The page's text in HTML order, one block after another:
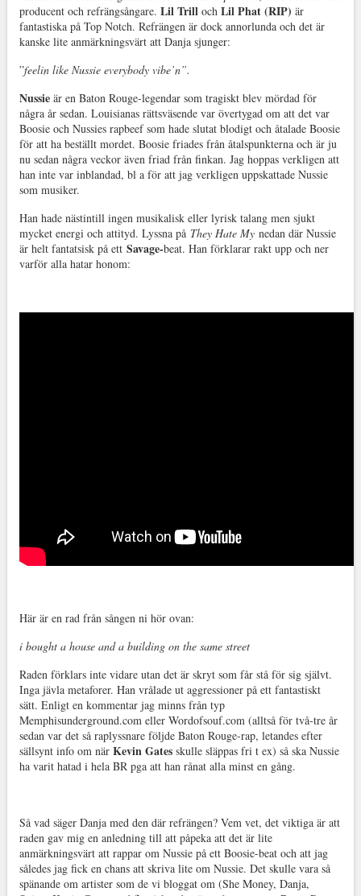
producent och refrängsångare. Lil Trilloch Lil Phat (RIP) är
fantastiska på Top Notch. Refrängen är dock annorlunda och det är
kanske lite anmärkningsvärt att Danja sjunger:
”feelin like Nussie everybody vibe’n”.
Nussieär en Baton Rouge-legendar som tragiskt blev mördad för
några år sedan. Louisianas rättsväsende var övertygad om att det var
Boosie och Nussies rapbeef som hade slutat blodigt och åtalade Boosie
för att ha beställt mordet. Boosie friades från åtalspunkterna och är ju
nu sedan några veckor även friad från finkan. Jag hoppas verkligen att
han inte var inblandad, bl a för att jag verkligen uppskattade Nussie
som musiker.
Han hade nästintill ingen musikalisk eller lyrisk talang men sjukt
mycket energi och attityd. Lyssna på They Hate My nedan där Nussie
är helt fantatsisk på ett Savage-beat. Han förklarar rakt upp och ner
varför alla hatar honom:
Här är en rad från sången ni hör ovan:
i bought a house and a building on the same street
Raden förklars inte vidare utan det är skryt som får stå för sig självt.
Inga jävla metaforer. Han vrålade ut aggressioner på ett fantastiskt
sätt. Enligt en kommentar jag minns från typ
Memphisunderground.com eller Wordofsouf.com (alltså för två-tre år
sedan var det så raplyssnare följde Baton Rouge-rap, letandes efter
sällsynt info om när Kevin Gatesskulle släppas fri t ex) så ska Nussie
ha varit hatad i hela BR pga att han rånat alla minst en gång.
Så vad säger Danja med den där refrängen? Vem vet, det viktiga är att
raden gav mig en anledning till att påpeka att det är lite
anmärkningsvärt att rappar om Nussie på ett Boosie-beat och att jag
således jag fick en chans att skriva lite om Nussie. Det skulle vara så
spänande om artister som de vi bloggat om (She Money, Danja,